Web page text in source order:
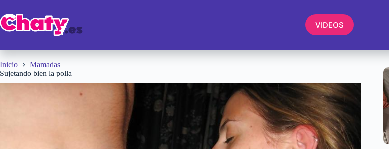
contenido
VIDEOS
Inicio
Mamadas
Sujetando bien la polla